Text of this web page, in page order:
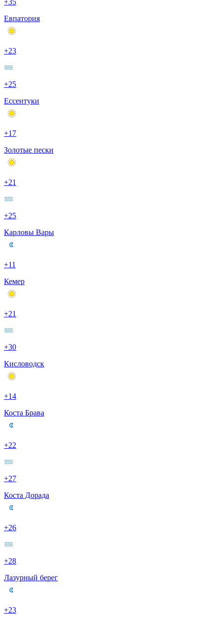
+35
Евпатория
+23
+25
Ессентуки
+17
Золотые пески
+21
+25
Карловы Вары
+11
Кемер
+21
+30
Кисловодск
+14
Коста Брава
+22
+27
Коста Дорада
+26
+28
Лазурный берег
+23